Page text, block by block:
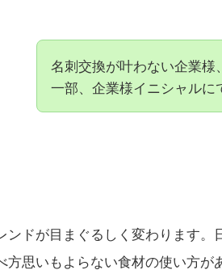
名刺交換が叶わない企業様
一部、企業様イニシャルに
ンドが目まぐるしく変わります
方思いもよらない食材の使い方が